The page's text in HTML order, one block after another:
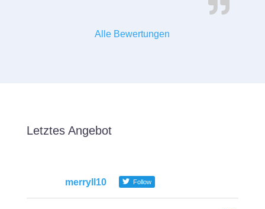
Alle Bewertungen
Letztes Angebot
merryll10 Follow